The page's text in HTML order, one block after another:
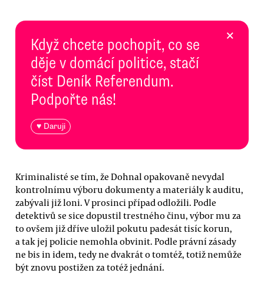
Když chcete pochopit, co se
děje v domácí politice, stačí
číst Deník Referendum.
Podpořte nás!
♥ Daruji
×
Kriminalisté se tím, že Dohnal opakovaně nevydal
kontrolnímu výboru dokumenty a materiály k auditu,
zabývali již loni. V prosinci případ odložili. Podle
detektivů se sice dopustil trestného činu, výbor mu za
to ovšem již dříve uložil pokutu padesát tisíc korun,
a tak jej policie nemohla obvinit. Podle právní zásady
ne bis in idem, tedy ne dvakrát o tomtéž, totiž nemůže
být znovu postižen za totéž jednání.